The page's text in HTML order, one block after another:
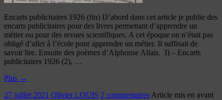
Encarts publicitaires 1926 (fin) D’abord dans cet article je publie des
encarts publicitaires pour des livres permettant d’apprendre un
métier ou pour des revues scientifiques. A cet époque on n’était pas
obligé d’aller à l’école pour apprendre un métier. Il suffisait de
savoir lire. Ensuite des poèmes d’Alphonse Allais. I) – Encarts
publicitaires 1926 (2), …
Plus →
27 juillet 2021 Olivier LOUIS 2 commentairesArticle mis en avant